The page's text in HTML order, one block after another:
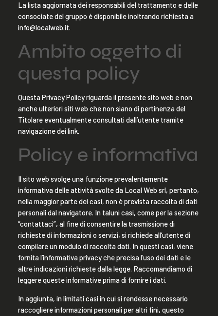
La lista aggiornata dei responsabili del trattamento e delle
consociate del gruppo è disponibile inoltrando richiesta a
info@localweb.it.
Ambito oggetto di
questa policy
Questa Privacy Policy riguarda il presente sito web e non
anche ulteriori siti web che non siano di pertinenza del
Titolare eventualmente consultati dall’utente tramite
navigazione dei link.
Policy e informativa
Il sito web svolge una funzione prevalentemente
informativa delle attività svolte da Local Web srl, pertanto,
nella maggior parte dei casi, non è prevista raccolta di dati
personali dal navigatore. In taluni casi, come per la sezione
“contattaci”, al fine di consentire la trasmissione di
richieste di informazioni o servizi, si richiede all’utente di
compilare un modulo di raccolta dati. In questi casi, viene
fornita l’informativa privacy che precisa l’uso dei dati e le
altre indicazioni richieste dalla legge. Raccomandiamo di
leggere queste informative prima di fornire i dati.
In aggiunta, in limitati casi in cui si rendesse necessario
raccogliere informazioni personali per altri fini, questo